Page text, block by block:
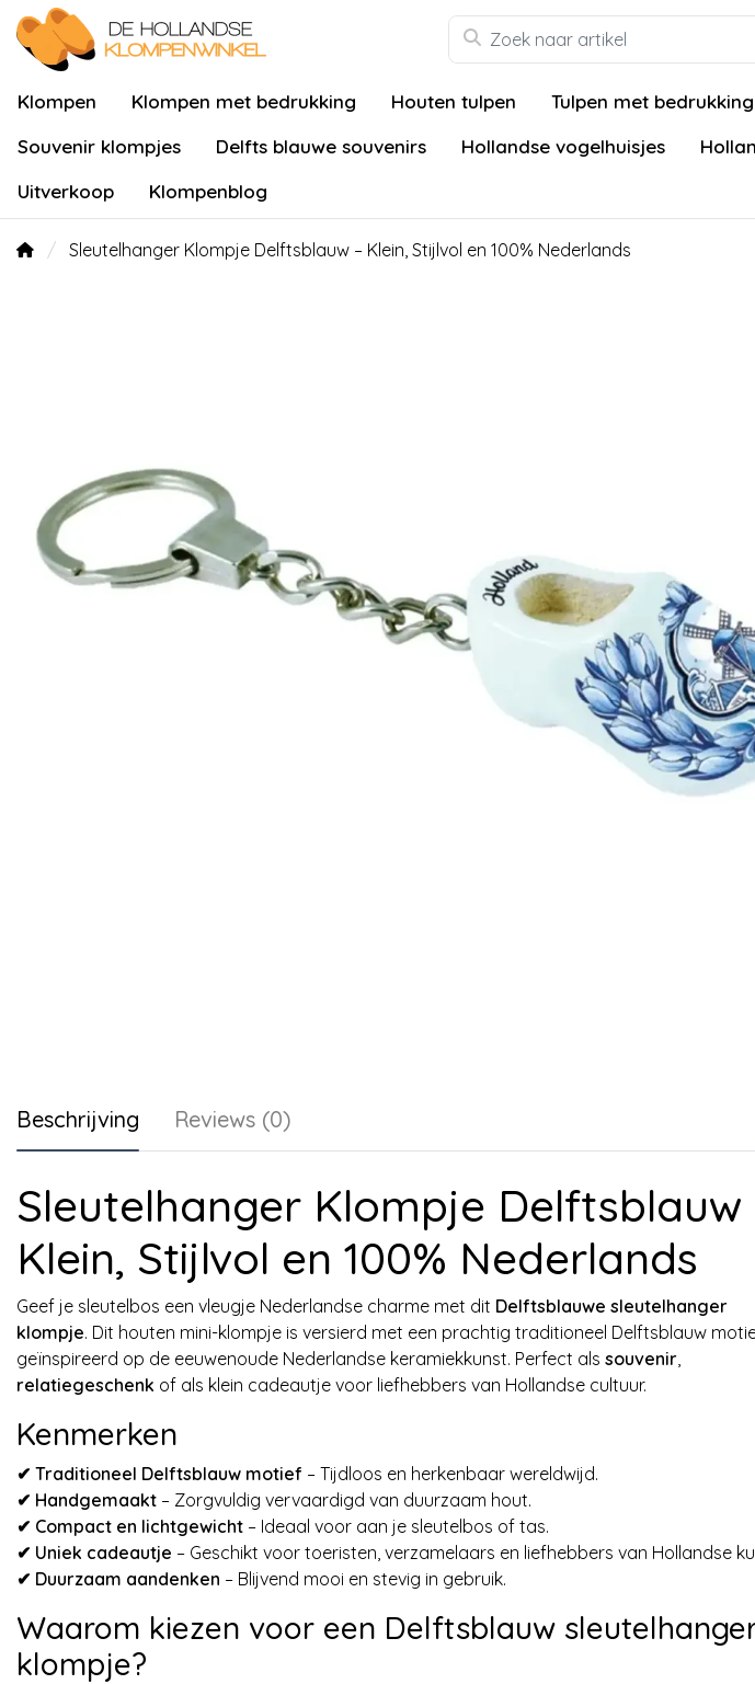
Klompen Klompen met bedrukking Houten tulpen Tulpen met bedrukking
Souvenir klompjes
Delfts blauwe souvenirs Hollandse vogelhuisjes
Uitverkoop
Klompenblog
Sleutelhanger Klompje Delftsblauw – Klein, Stijlvol en 100% Nederlands
Beschrijving Reviews (0)
Sleutelhanger Klompje Delftsblauw
Klein, Stijlvol en 100% Nederlands
Geef je sleutelbos een vleugje Nederlandse charme met dit Delftsblauwe sleutelhanger
klompje. Dit houten mini-klompje is versierd met een prachtig traditioneel Delftsblauw
geïnspireerd op de eeuwenoude Nederlandse keramiekkunst. Perfect als souvenir,
relatiegeschenk of als klein cadeautje voor liefhebbers van Hollandse cultuur.
Kenmerken
✔ Traditioneel Delftsblauw motief – Tijdloos en herkenbaar wereldwijd.
✔ Handgemaakt – Zorgvuldig vervaardigd van duurzaam hout.
✔ Compact en lichtgewicht – Ideaal voor aan je sleutelbos of tas.
✔ Uniek cadeautje – Geschikt voor toeristen, verzamelaars en liefhebbers van Hollandse
✔ Duurzaam aandenken – Blijvend mooi en stevig in gebruik.
Waarom kiezen voor een Delftsblauw
klompje?